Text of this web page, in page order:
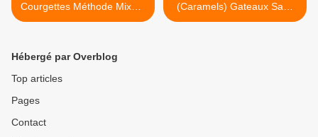
Courgettes Méthode Mixeur
(pour le défi cuisine)
(Caramels) Gateaux Sans
Cuisson >
Hébergé par Overblog
Top articles
Pages
Contact